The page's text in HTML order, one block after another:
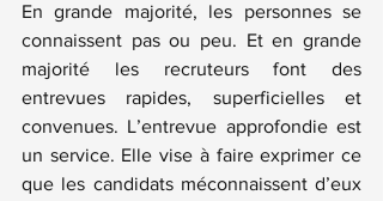
En grande majorité, les personnes se
connaissent pas ou peu. Et en grande
majorité les recruteurs font des
entrevues rapides, superficielles et
convenues. L’entrevue approfondie est
un service. Elle vise à faire exprimer ce
que les candidats méconnaissent d’eux